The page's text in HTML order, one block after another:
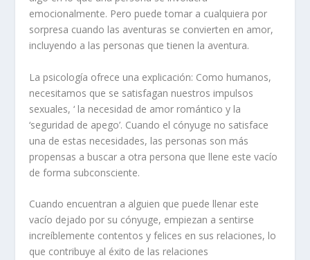
emocionalmente. Pero puede tomar a cualquiera por
sorpresa cuando las aventuras se convierten en amor,
incluyendo a las personas que tienen la aventura.
La psicología ofrece una explicación: Como humanos,
necesitamos que se satisfagan nuestros impulsos
sexuales, ‘ la necesidad de amor romántico y la
‘seguridad de apego’. Cuando el cónyuge no satisface
una de estas necesidades, las personas son más
propensas a buscar a otra persona que llene este vacío
de forma subconsciente.
Cuando encuentran a alguien que puede llenar este
vacío dejado por su cónyuge, empiezan a sentirse
increíblemente contentos y felices en sus relaciones, lo
que contribuye al éxito de las relaciones